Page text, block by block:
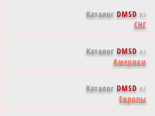
КаталогDMSD из
СНГ
КаталогDMSD из
Америки
КаталогDMSD из
Европы